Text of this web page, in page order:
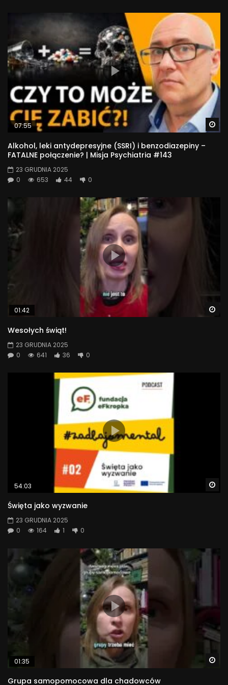
07:55
Alkohol, leki antydepresyjne (SSRI) i benzodiazepiny –
FATALNE połączenie? | Misja Psychiatria #143
23 GRUDNIA 2025
0
653 44 0
01:42
Wesołych świąt!
23 GRUDNIA 2025
0
641 36 0
54:03
Święta jako wyzwanie
23 GRUDNIA 2025
0
164 1 0
01:35
Grupa samopomocowa dla chadowców